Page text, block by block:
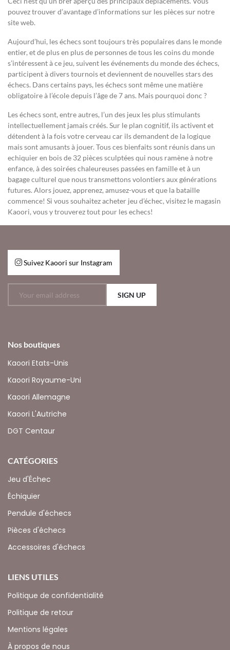
pouvez trouver d’avantage d’informations sur les pièces sur notre
site web.
Aujourd’hui, les échecs sont toujours très populaires dans le monde
entier, et de plus en plus de personnes de tous les coins du monde
s’intéressent à ce jeu, suivent les événements du monde des échecs,
participent à divers tournois et deviennent de nouvelles stars des
échecs. Dans certains pays, les échecs sont même une matière
obligatoire à l’école depuis l’âge de 7 ans. Mais pourquoi donc ?
Les échecs sont, entre autres, l’un des jeux les plus stimulants
intellectuellement jamais créés. Sur le plan cognitif, ils activent et
détendent à la fois votre cerveau car ils demandent de la logique
mais sont amusants à jouer. Tous ces bienfaits sont réunis dans un
echiquier en bois de 32 pièces sculptées qui nous ramène à notre
enfance, à des soirées chaleureuses passées en famille et à un
bagage culturel que nous transmettons volontiers aux générations
futures. Alors jouez, apprenez, amusez-vous et que la bataille
commence! Si vous souhaitez acheter jeu d’échec, visitez le magasin
Kaoori, vous y trouverez tout pour les echecs!
Suivez Kaoori sur Instagram
SIGN UP
Nos boutiques
Kaoori Etats-Unis
Kaoori Royaume-Uni
Kaoori Allemagne
Kaoori L'Autriche
DGT Centaur
CATÉGORIES
Jeu d'Échec
Échiquier
Pendule d'échecs
Pièces d'échecs
Accessoires d'échecs
LIENS UTILES
Politique de confidentialité
Politique de retour
Mentions légales
À propos de nous